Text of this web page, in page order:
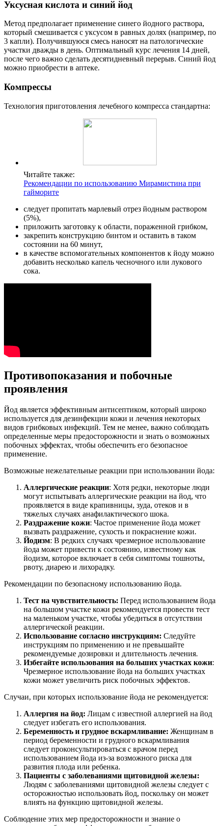
Уксусная кислота и синий йод
Метод предполагает применение синего йодного раствора,
который смешивается с уксусом в равных долях (например, по
3 капли). Получившуюся смесь наносят на патологические
участки дважды в день. Оптимальный курс лечения 14 дней,
после чего важно сделать десятидневный перерыв. Синий йод
можно приобрести в аптеке.
Компрессы
Технология приготовления лечебного компресса стандартна:
Читайте также:
Рекомендации по использованию Мирамистина при
гайморите
следует пропитать марлевый отрез йодным раствором
(5%),
приложить заготовку к области, пораженной грибком,
закрепить конструкцию бинтом и оставить в таком
состоянии на 60 минут,
в качестве вспомогательных компонентов к йоду можно
добавить несколько капель чесночного или лукового
сока.
Противопоказания и побочные
проявления
Йод является эффективным антисептиком, который широко
используется для дезинфекции кожи и лечения некоторых
видов грибковых инфекций. Тем не менее, важно соблюдать
определенные меры предосторожности и знать о возможных
побочных эффектах, чтобы обеспечить его безопасное
применение.
Возможные нежелательные реакции при использовании йода:
Аллергические реакции: Хотя редки, некоторые люди
могут испытывать аллергические реакции на йод, что
проявляется в виде крапивницы, зуда, отеков и в
тяжелых случаях анафилактического шока.
Раздражение кожи: Частое применение йода может
вызвать раздражение, сухость и покраснение кожи.
Йодизм: В редких случаях чрезмерное использование
йода может привести к состоянию, известному как
йодизм, которое включает в себя симптомы тошноты,
рвоту, диарею и лихорадку.
Рекомендации по безопасному использованию йода.
Тест на чувствительность: Перед использованием йода
на большом участке кожи рекомендуется провести тест
на маленьком участке, чтобы убедиться в отсутствии
аллергической реакции.
Использование согласно инструкциям: Следуйте
инструкциям по применению и не превышайте
рекомендуемые дозировки и длительность лечения.
Избегайте использования на больших участках кожи:
Чрезмерное использование йода на больших участках
кожи может увеличить риск побочных эффектов.
Случаи, при которых использование йода не рекомендуется:
Аллергия на йод: Лицам с известной аллергией на йод
следует избегать его использования.
Беременность и грудное вскармливание: Женщинам в
период беременности и грудного вскармливания
следует проконсультироваться с врачом перед
использованием йода из-за возможного риска для
развития плода или ребенка.
Пациенты с заболеваниями щитовидной железы:
Людям с заболеваниями щитовидной железы следует с
осторожностью использовать йод, поскольку он может
влиять на функцию щитовидной железы.
Соблюдение этих мер предосторожности и знание о